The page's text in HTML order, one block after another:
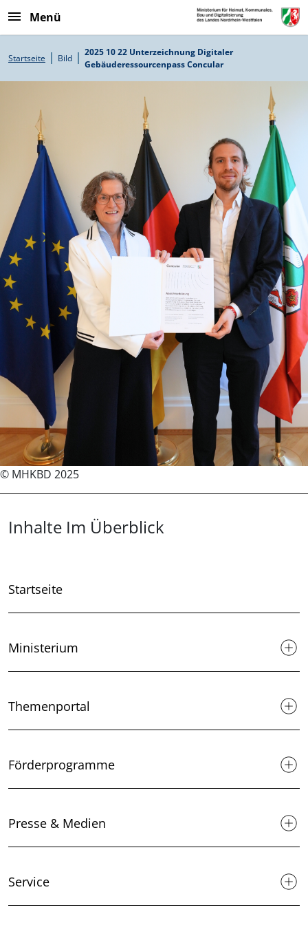
Menü
Pfadnavigation
Startseite Bild
2025 10 22 Unterzeichnung Digitaler
Gebäuderessourcenpass Concular
© MHKBD 2025
Überblick: Inhalte
Inhalte Im Überblick
Startseite
Ministerium
Themenportal
Förderprogramme
Presse & Medien
Service